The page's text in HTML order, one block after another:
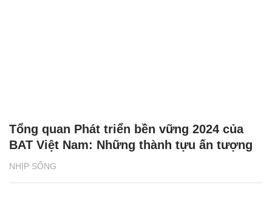
NHỊP SỐNG
Tổng quan Phát triển bền vững 2024 của
BAT Việt Nam: Những thành tựu ấn tượng